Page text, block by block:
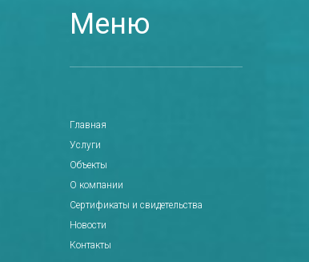
Меню
Главная
Услуги
Объекты
О компании
Сертификаты и свидетельства
Новости
Контакты